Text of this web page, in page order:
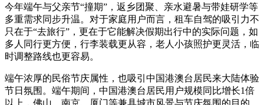
今年端午与父亲节“撞期”，返乡团聚、亲水避暑与带娃研学等
多重需求同步升温。对于家庭用户而言，租车自驾的吸引力不
只在于“去旅行”，更在于它能解决假期出行中的实际问题，如
多人同行更方便，行李装载更从容，老人小孩照护更灵活，临
时调整路线也更容易。
端午浓厚的民俗节庆属性，也吸引中国港澳台居民来大陆体验
节日氛围。端午期间，中国港澳台居民用户规模同比增长1倍
以上，佛山、南京、厦门等兼具城市风景与节庆氛围的目的